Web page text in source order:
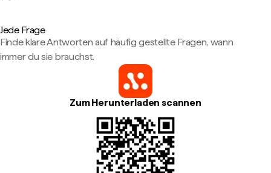
Jede Frage
Finde klare Antworten auf häufig gestellte Fragen, wann
immer du sie brauchst.
Zum Herunterladen scannen